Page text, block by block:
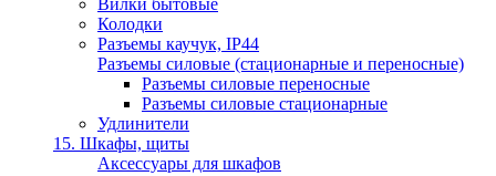
Вилки бытовые
Колодки
Разъемы каучук, IP44
Разъемы силовые (стационарные и переносные)
Разъемы силовые переносные
Разъемы силовые стационарные
Удлинители
15. Шкафы, щиты
Аксессуары для шкафов